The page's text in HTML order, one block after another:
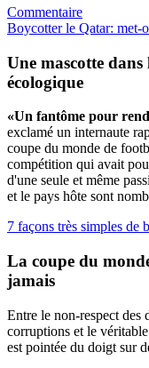
Commentaire
Boycotter le Qatar: met-
Une mascotte
écologique
«Un fantôme pour
exclamé un internaute
coupe du monde de
compétition qui avait
d'une seule et même
et le pays hôte sont
7 façons très simples de
La coupe du
jamais
Entre le non-respect des
corruptions et le
est pointée du doigt sur